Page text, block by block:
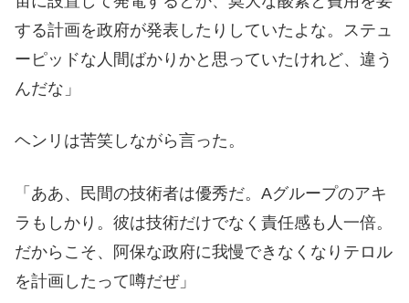
する計画を政府が発表したりしていたよな。ステュ
ーピッドな人間ばかりかと思っていたけれど、違う
んだな」
ヘンリは苦笑しながら言った。
「ああ、民間の技術者は優秀だ。Aグループのアキ
ラもしかり。彼は技術だけでなく責任感も人一倍。
だからこそ、阿保な政府に我慢できなくなりテロル
を計画したって噂だぜ」